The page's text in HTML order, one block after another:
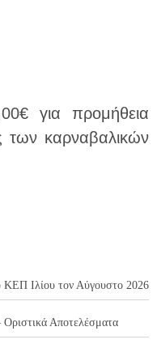
για προμήθεια
των καρναβαλικών
ΚΕΠ Ιλίου τον Αύγουστο 2026
Αποτελέσματα